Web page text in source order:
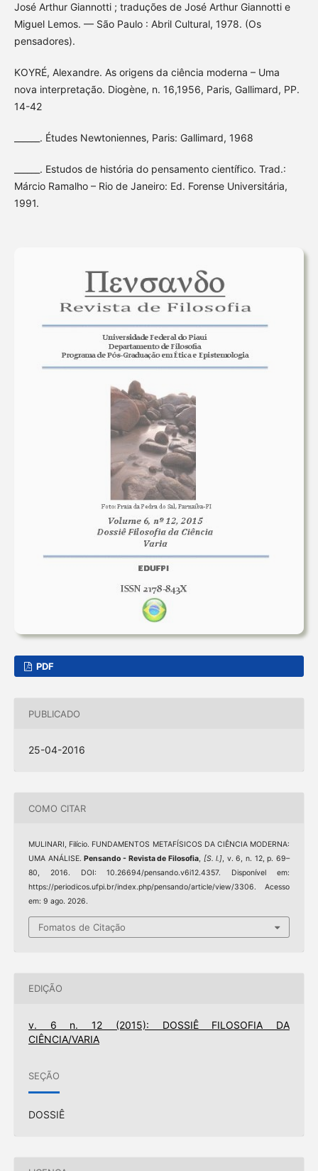
José Arthur Giannotti ; traduções de José Arthur Giannotti e
Miguel Lemos. — São Paulo : Abril Cultural, 1978. (Os
pensadores).
KOYRÉ, Alexandre. As origens da ciência moderna – Uma
nova interpretação. Diogène, n. 16,1956, Paris, Gallimard, PP.
14-42
______. Études Newtoniennes, Paris: Gallimard, 1968
______. Estudos de história do pensamento científico. Trad.:
Márcio Ramalho – Rio de Janeiro: Ed. Forense Universitária,
1991.
PDF
PUBLICADO
25-04-2016
COMO CITAR
MULINARI, Filício. FUNDAMENTOS METAFÍSICOS DA CIÊNCIA MODERNA:
UMA ANÁLISE.Pensando - Revista de Filosofia, [S. l.], v. 6, n. 12, p. 69–
80, 2016. DOI: 10.26694/pensando.v6i12.4357. Disponível em:
https://periodicos.ufpi.br/index.php/pensando/article/view/3306. Acesso
em: 9 ago. 2026.
Fomatos de Citação
EDIÇÃO
v. 6 n. 12 (2015): DOSSIÊ FILOSOFIA DA
CIÊNCIA/VARIA
SEÇÃO
DOSSIÊ